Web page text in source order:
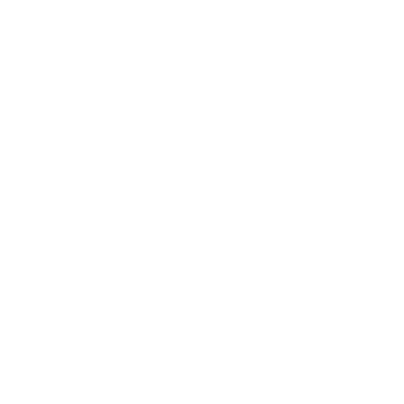
klimatizace, telefon, trezor za poplatek, kuchyně, sofa,
uvedené vybavení)
zdarma, restaurace, bar.
pláži za poplatek.